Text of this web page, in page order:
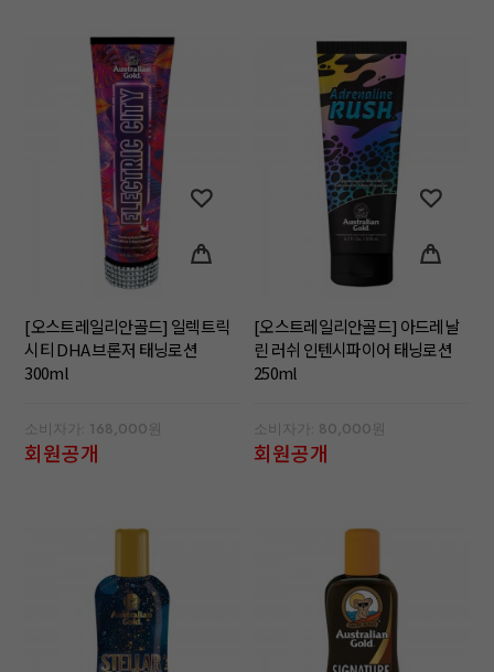
[오스트레일리안골드] 일렉트릭
시티 DHA 브론저 태닝로션
300ml
소비자가: 168,000원
회원공개
[오스트레일리안골드] 아드레날
린 러쉬 인텐시파이어 태닝로션
250ml
소비자가: 80,000원
회원공개